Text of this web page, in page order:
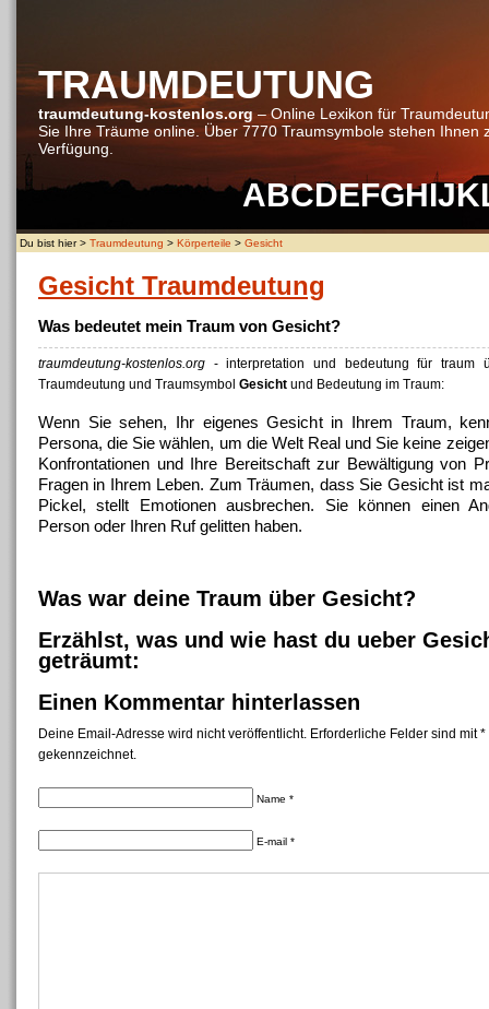
TRAUMDEUTUNG
traumdeutung-kostenlos.org– Online Lexikon für
Sie Ihre Träume online. Über 7770 Traumsymbole stehen Ihnen
Verfügung.
ABCDEFGHIJK
Du bist hier > Traumdeutung > Körperteile > Gesicht
Gesicht Traumdeutung
Was bedeutet mein Traum von Gesicht?
traumdeutung-kostenlos.org - interpretation und bedeutung für traum
Traumdeutung und Traumsymbol Gesicht und Bedeutung im Traum:
Wenn Sie sehen, Ihr eigenes Gesicht in Ihrem Traum,
Persona, die Sie wählen, um die Welt Real und Sie keine
Konfrontationen und Ihre Bereitschaft zur Bewältigung von
Fragen in Ihrem Leben. Zum Träumen, dass Sie Gesicht ist
Pickel, stellt Emotionen ausbrechen. Sie können einen
Person oder Ihren Ruf gelitten haben.
Was war deine Traum über Gesicht?
Erzählst, was und wie hast du ueber
geträumt:
Einen Kommentar hinterlassen
Deine Email-Adresse wird nicht veröffentlicht. Erforderliche Felder sind mit *
gekennzeichnet.
Name *
E-mail *